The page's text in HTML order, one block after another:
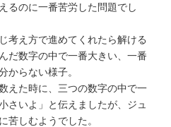
るのに一番苦労した問題でし
考え方で進めてくれたら解ける
だ数字の中で一番大きい、一番
からない様子。
えた時に、三つの数字の中で一
さいよ」と伝えましたが、ジュ
苦しむようでした。